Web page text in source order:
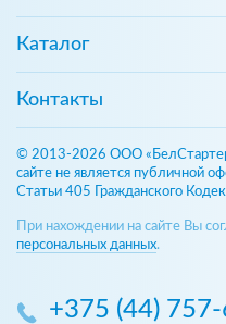
Каталог
Контакты
© 2013-2026 ООО
сайте не является публичной
Статьи 405 Гражданского
При нахождении на сайте Вы
персональных данных.
+375 (44)